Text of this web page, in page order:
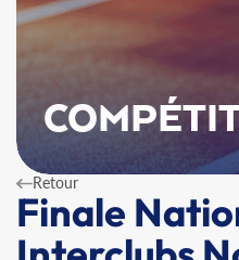
Retour
Finale